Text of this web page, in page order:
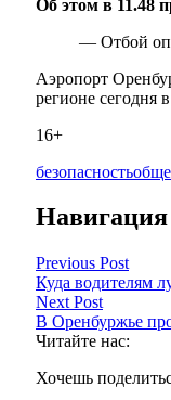
Об этом в 11.48
— Отбой
Аэропорт
регионе сегодня
16+
безопасность
Previous Post
Куда водителям
Next Post
В Оренбуржье
Читайте нас:
Хочешь